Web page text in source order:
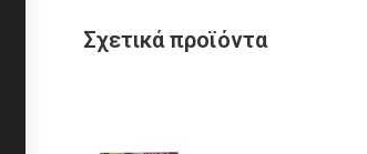
Σχετικά προϊόντα